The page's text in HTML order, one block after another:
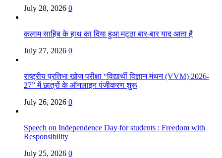
July 28, 2026 0
कलाम साहिब के हाथ का दिया हुआ मट्ठा बार-बार याद आता है
July 27, 2026 0
राष्ट्रीय प्रतिभा खोज परीक्षा “विद्यार्थी विज्ञान मंथन (VVM) 2026-
27” में छात्रों के ऑनलाइन पंजीकरण शुरू
July 26, 2026 0
Speech on Independence Day for students : Freedom with
Responsibility
July 25, 2026 0